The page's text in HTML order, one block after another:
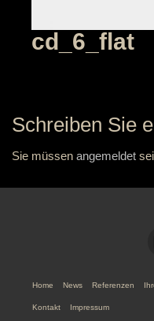
cd_6_flat
Schreiben Sie
Sie müssen angemeldet
Home News Referenzen
Kontakt Impressum